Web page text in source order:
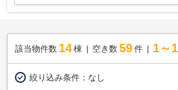
該当物件数 14棟 空き数 59 件 1～
絞り込み条件： なし